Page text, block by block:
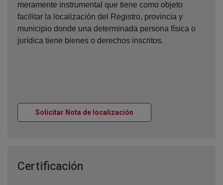
meramente instrumental que tiene como objeto
facilitar la localización del Registro, provincia y
municipio donde una determinada persona física o
jurídica tiene bienes o derechos inscritos.
Solicitar Nota de localización
Certificación